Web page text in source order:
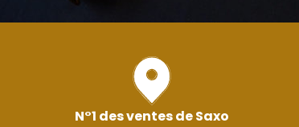
N°1 des ventes de Saxo